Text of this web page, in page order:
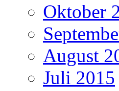
Oktober
August
Juli 2015